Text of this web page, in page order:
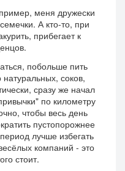
меня дружески
А кто-то, при
прибегает к
побольше пить
соков,
сразу же начал
по километру
чтобы весь день
пустопорожнее
лучше избегать
компаний - это
стоит.